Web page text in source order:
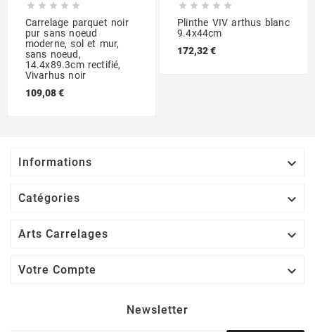
    
Carrelage parquet noir
pur sans noeud
moderne, sol et mur,
sans noeud,
14.4x89.3cm rectifié,
Vivarhus noir
109,08 €
    
Plinthe VIV arthus blanc
9.4x44cm
172,32 €
Informations 
Catégories 
Arts Carrelages 
Votre Compte 
Newsletter